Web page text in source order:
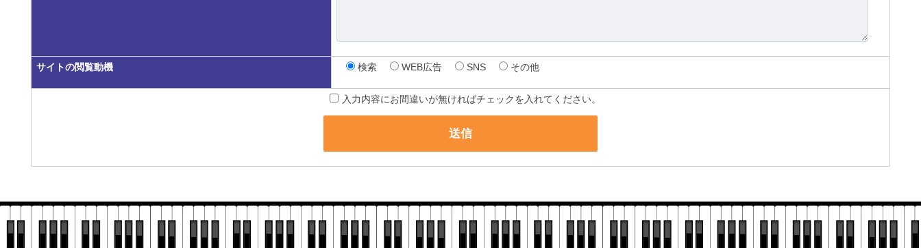
サイトの閲覧動機 検索 WEB広告 SNS その他
入力内容にお間違いが無ければチェックを入れてください。